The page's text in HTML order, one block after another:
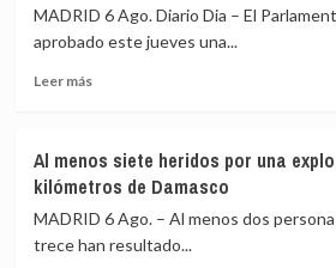
de
Leipzig
de
Guerrero
el
43
desaparecidos
de
Ayotzinapa
MADRID 6 Ago. Diario Dia – El
aprobado este jueves una...
Leer másLeer
autoriza
el
envío
Al menos siete heridos por una
kilómetros de Damasco
MADRID 6 Ago. – Al menos dos
trece han resultado...